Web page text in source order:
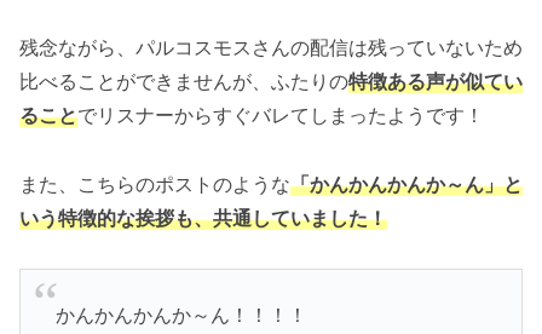
残念ながら、パルコスモスさんの配信は残っていないため
比べることができませんが、ふたりの特徴ある声が似てい
ることでリスナーからすぐバレてしまったようです！
また、こちらのポストのような「かんかんかんか～ん」と
いう特徴的な挨拶も、共通していました！
かんかんかんか～ん！！！！